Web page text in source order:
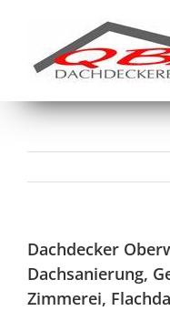
Dachdecker
Dachsanierung,
Zimmerei,